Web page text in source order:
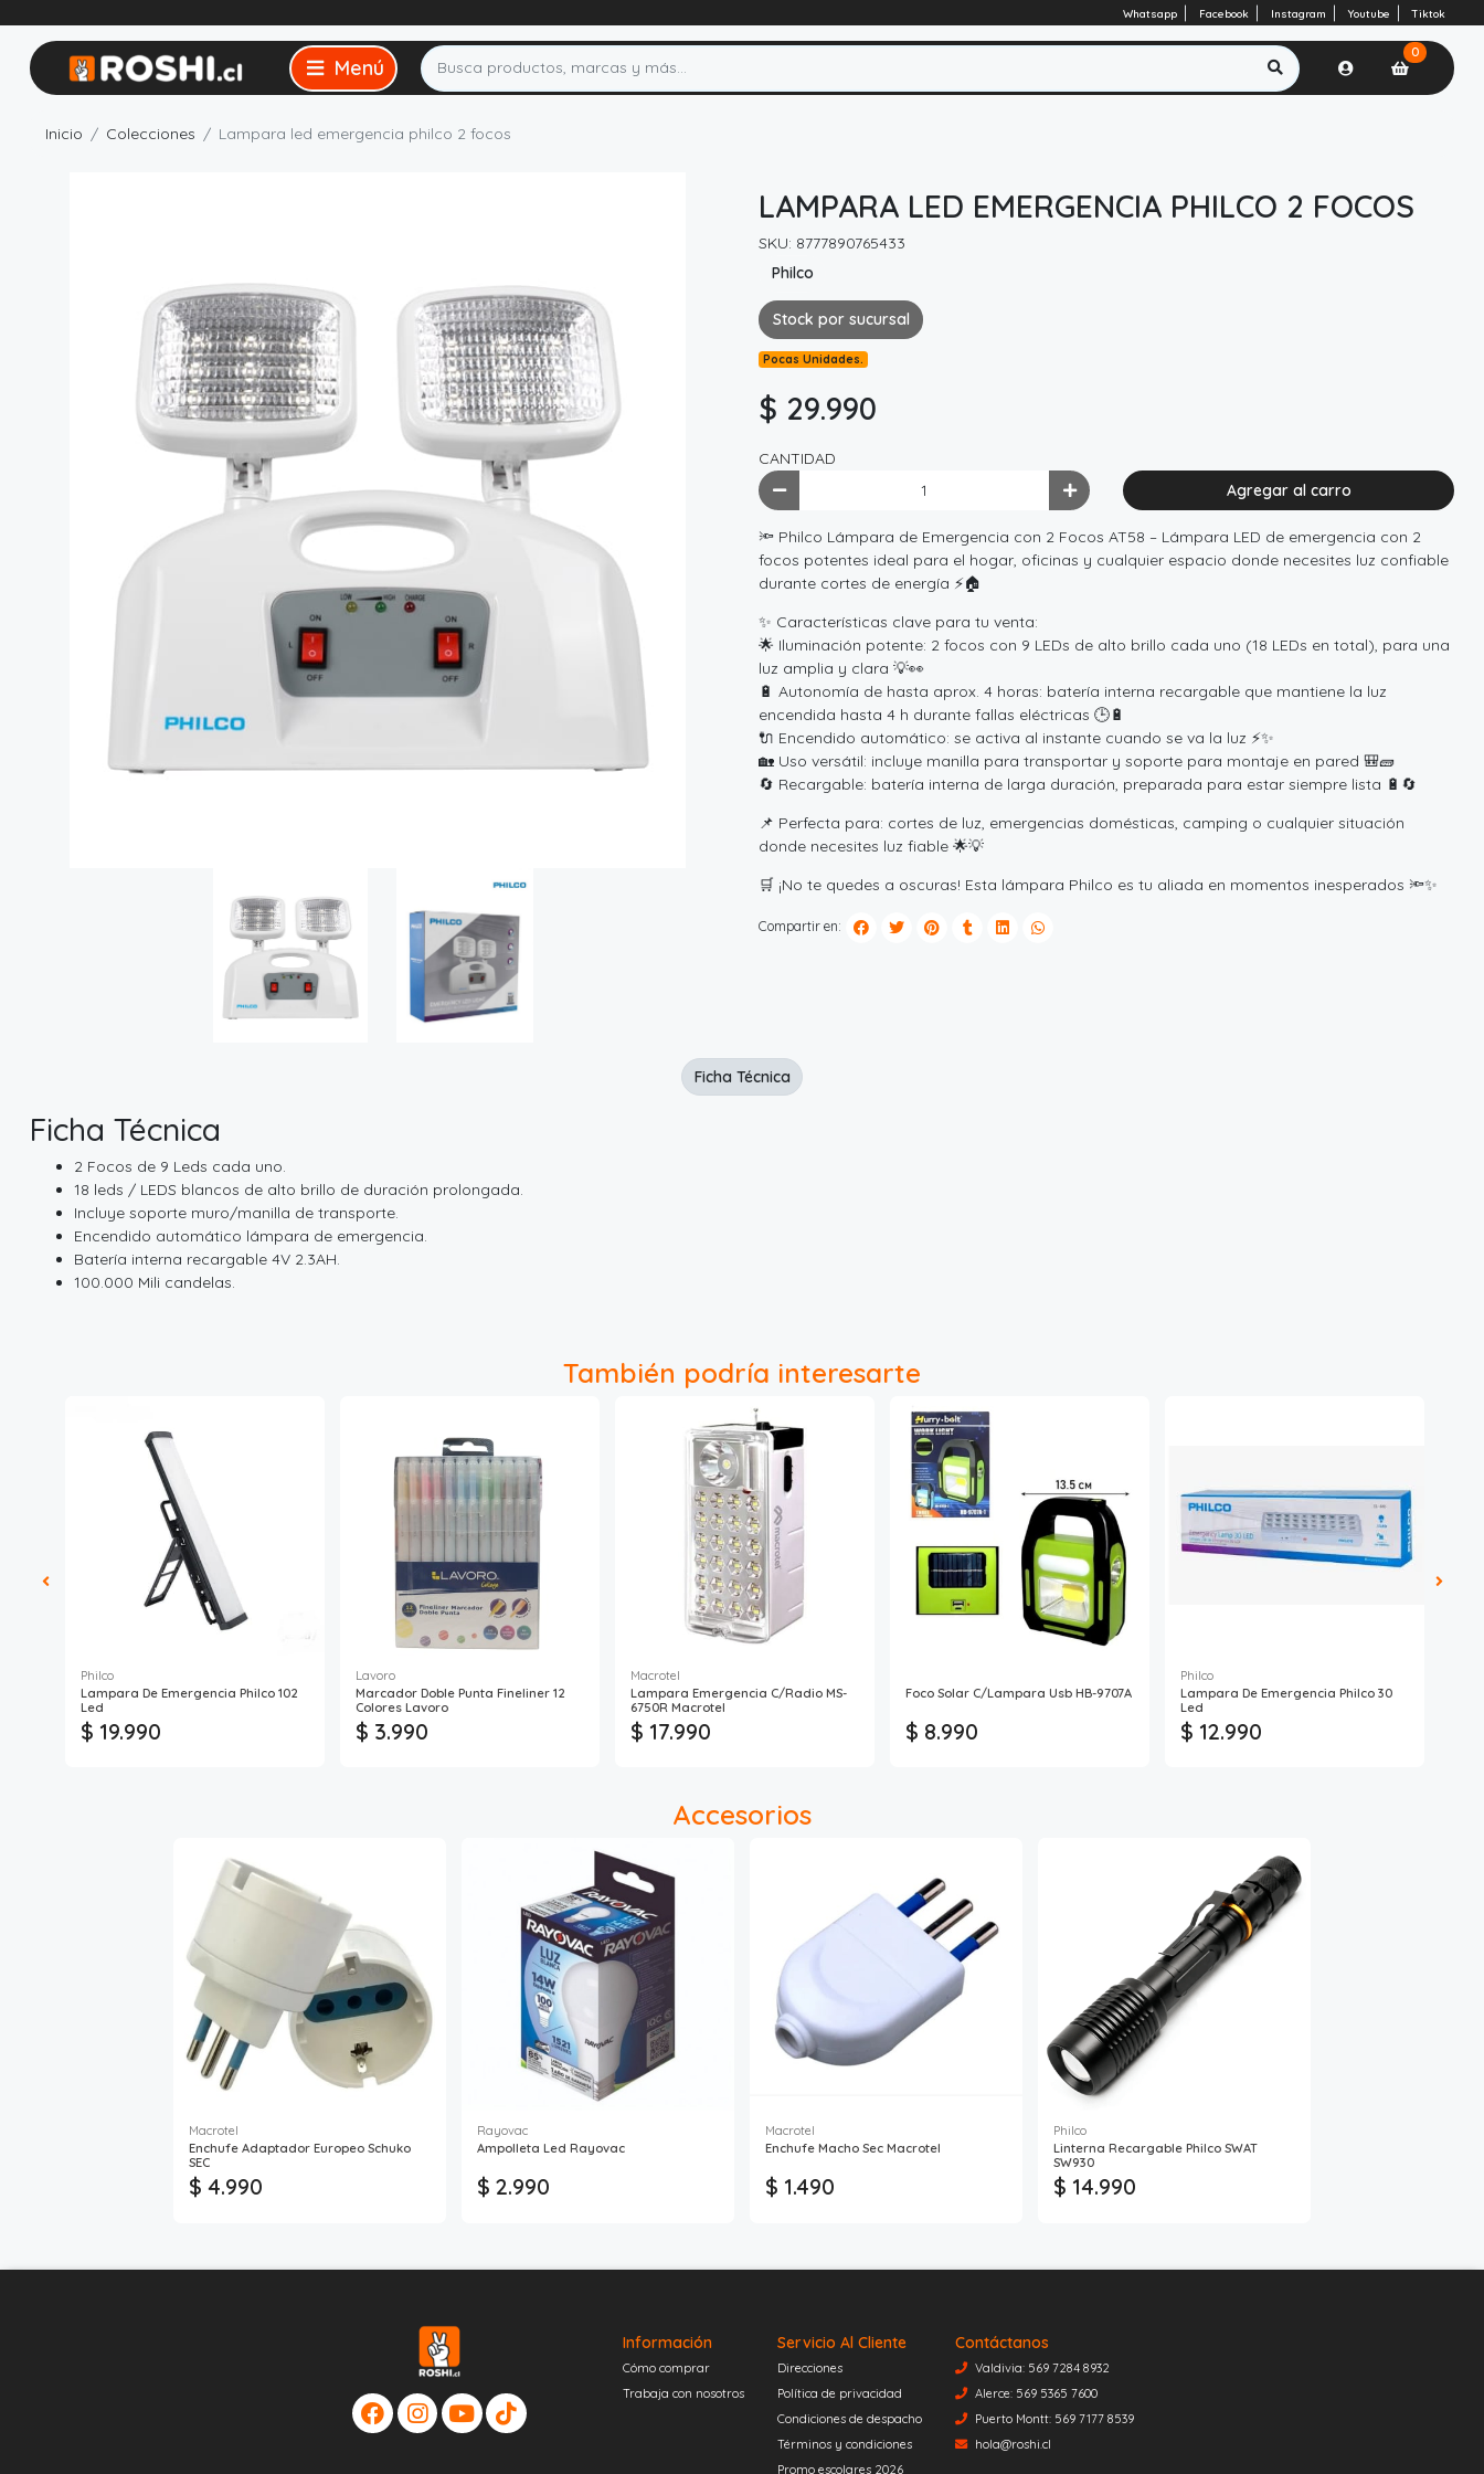
Whatsapp Facebook Instagram Youtube Tiktok
0
Inicio Colecciones Lampara led emergencia philco 2 focos
LAMPARA LED EMERGENCIA PHILCO 2 FOCOS
SKU: 8777890765433
Philco
Stock por sucursal
Pocas Unidades.
$ 29.990
CANTIDAD
Agregar al carro
🔦 Philco Lámpara de Emergencia con 2 Focos AT58 – Lámpara LED de emergencia con 2
focos potentes ideal para el hogar, oficinas y cualquier espacio donde necesites luz confiable
durante cortes de energía ⚡🏠
✨ Características clave para tu venta:
🌟 Iluminación potente: 2 focos con 9 LEDs de alto brillo cada uno (18 LEDs en total), para una
luz amplia y clara 💡👀
🔋 Autonomía de hasta aprox. 4 horas: batería interna recargable que mantiene la luz
encendida hasta 4 h durante fallas eléctricas 🕒🔋
🔌 Encendido automático: se activa al instante cuando se va la luz ⚡✨
🏡 Uso versátil: incluye manilla para transportar y soporte para montaje en pared 🎒🧱
🔄 Recargable: batería interna de larga duración, preparada para estar siempre lista 🔋🔄
📌 Perfecta para: cortes de luz, emergencias domésticas, camping o cualquier situación
donde necesites luz fiable 🌟💡
🛒 ¡No te quedes a oscuras! Esta lámpara Philco es tu aliada en momentos inesperados 🔦✨
Compartir en:
Ficha Técnica
2 Focos de 9 Leds cada uno.
18 leds / LEDS blancos de alto brillo de duración prolongada.
Incluye soporte muro/manilla de transporte.
Encendido automático lámpara de emergencia.
Batería interna recargable 4V 2.3AH.
100.000 Mili candelas.
Ficha Técnica
También podría interesarte
Philco
Lampara De Emergencia Philco 102
Led
$ 19.990
Lavoro
Marcador Doble Punta Fineliner 12
Colores Lavoro
$ 3.990
Macrotel
Lampara Emergencia C/Radio MS-
6750R Macrotel
$ 17.990
Foco Solar C/Lampara Usb HB-9707A
$ 8.990
Philco
Lampara De Emergencia Philco 30
Led
$ 12.990
Accesorios
Macrotel
Enchufe Adaptador Europeo Schuko
SEC
$ 4.990
Rayovac
Ampolleta Led Rayovac
$ 2.990
Macrotel
Enchufe Macho Sec Macrotel
$ 1.490
Philco
Linterna Recargable Philco SWAT
SW930
$ 14.990
Información
Cómo comprar
Trabaja con nosotros
Servicio Al Cliente
Direcciones
Política de privacidad
Condiciones de despacho
Términos y condiciones
Promo escolares 2026
Contáctanos
Valdivia: 569 7284 8932
Alerce: 569 5365 7600
Puerto Montt: 569 7177 8539
hola@roshi.cl